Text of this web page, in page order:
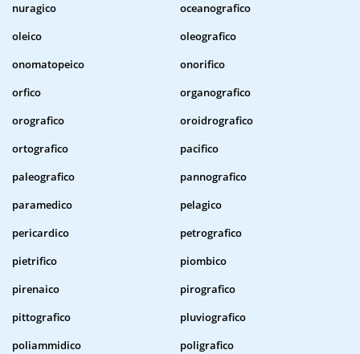
nuragico
oceanografico
oleico
oleografico
onomatopeico
onorifico
orfico
organografico
orografico
oroidrografico
ortografico
pacifico
paleografico
pannografico
paramedico
pelagico
pericardico
petrografico
pietrifico
piombico
pirenaico
pirografico
pittografico
pluviografico
poliammidico
poligrafico